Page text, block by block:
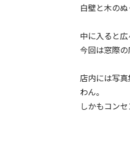
白壁と木のぬ
中に入ると広
今回は窓際の
店内には写真
わん。
しかもコン